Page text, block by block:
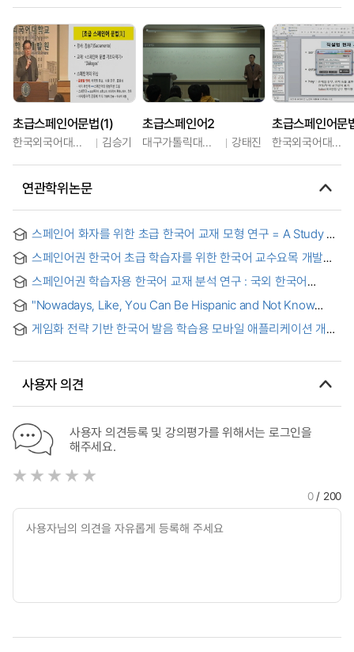
초급스페인어문법(1)
한국외국어대학교 김승기
초급스페인어2
대구가톨릭대학교 강태진
초급스페인어문
한국외국어대학교
연관학위논문
스페인어 화자를 위한 초급 한국어 교재 모형 연구 = A Study on
a Model of Elementary Korean Language Textbook for
Spanish Speakers
스페인어권 한국어 초급 학습자를 위한 한국어 교수요목 개발
연구 : 멕시코 내 성인학습자를 중심으로
스페인어권 학습자용 한국어 교재 분석 연구 : 국외 한국어
Textbooks for Spanish-speaking Learners: Focusing on
Korean Textbooks for International Beginners
"Nowadays, Like, You Can Be Hispanic and Not Know
Spanish": Language and Identity Among Beginning-Level
Spanish Heritage Language Learners of Southern Arizona
게임화 전략 기반 한국어 발음 학습용 모바일 애플리케이션 개발
Development of a Gamification-Based Mobile Application
Speaking Learners
사용자 의견
사용자 의견등록 및 강의평가를 위해서는 로그인을
해주세요.
0/ 200